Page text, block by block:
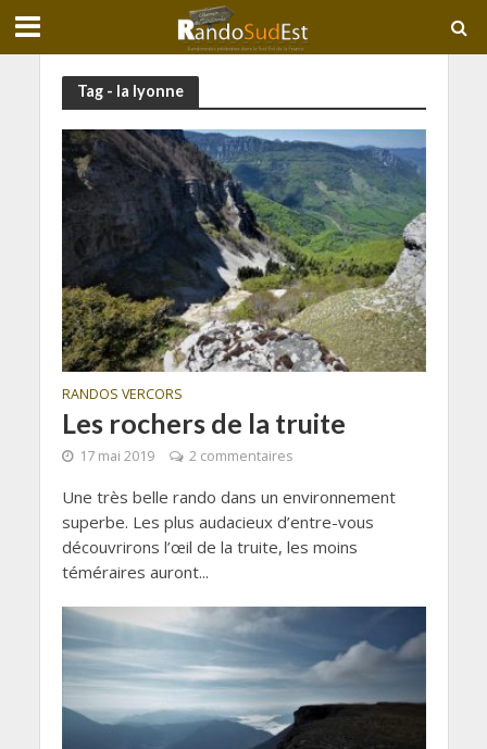
Tag - la lyonne
RANDOS VERCORS
Les rochers de la truite
17 mai 2019 2 commentaires
Une très belle rando dans un environnement
superbe. Les plus audacieux d’entre-vous
découvrirons l’œil de la truite, les moins
téméraires auront...